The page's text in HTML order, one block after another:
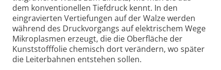
dem konventionellen Tiefdruck kennt. In den
eingravierten Vertiefungen auf der Walze werden
während des Druckvorgangs auf elektrischem Wege
Mikroplasmen erzeugt, die die Oberfläche der
Kunststofffolie chemisch dort verändern, wo später
die Leiterbahnen entstehen sollen.